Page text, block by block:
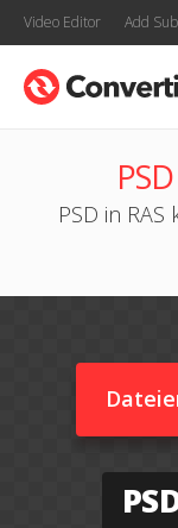
Video Editor Add
PSD in